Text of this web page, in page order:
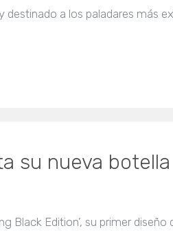
a los paladares más
su nueva
Black Edition’, su primer